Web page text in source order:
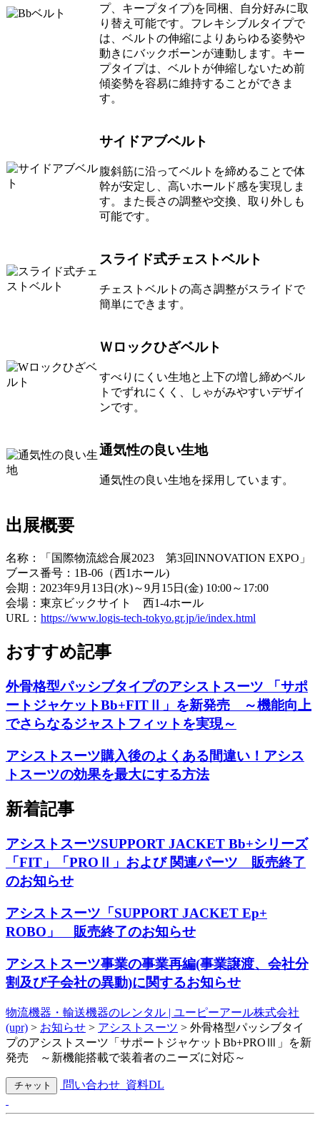
プ、キープタイプ)を同梱、自分好みに取
り替え可能です。フレキシブルタイプで
は、ベルトの伸縮によりあらゆる姿勢や
動きにバックボーンが連動します。キー
プタイプは、ベルトが伸縮しないため前
傾姿勢を容易に維持することができま
す。
サイドアブベルト
腹斜筋に沿ってベルトを締めることで体
幹が安定し、高いホールド感を実現しま
す。また長さの調整や交換、取り外しも
可能です。
スライド式チェストベルト
チェストベルトの高さ調整がスライドで
簡単にできます。
Ｗロックひざベルト
すべりにくい生地と上下の増し締めベル
トでずれにくく、しゃがみやすいデザイ
ンです。
通気性の良い生地
通気性の良い生地を採用しています。
出展概要
名称：「国際物流総合展2023 第3回INNOVATION EXPO」
ブース番号：1B-06（西1ホール)
会期：2023年9月13日(水)～9月15日(金) 10:00～17:00
会場：東京ビックサイト 西1-4ホール
URL： https://www.logis-tech-tokyo.gr.jp/ie/index.html
おすすめ記事
外骨格型パッシブタイプのアシストスーツ 「サポ
ートジャケットBb+FITⅡ」を新発売 ～機能向上
でさらなるジャストフィットを実現～
アシストスーツ購入後のよくある間違い！アシス
トスーツの効果を最大にする方法
新着記事
アシストスーツSUPPORT JACKET Bb+シリーズ
「FIT」「PROⅡ」および 関連パーツ 販売終了
のお知らせ
アシストスーツ「SUPPORT JACKET Ep+
ROBO」 販売終了のお知らせ
アシストスーツ事業の事業再編(事業譲渡、会社分
割及び子会社の異動)に関するお知らせ
物流機器・輸送機器のレンタル | ユーピーアール株式会社
(upr) > お知らせ > アシストスーツ > 外骨格型パッシブタイ
プのアシストスーツ「サポートジャケットBb+PROⅢ」を新
発売 ～新機能搭載で装着者のニーズに対応～
チャット 問い合わせ 資料DL